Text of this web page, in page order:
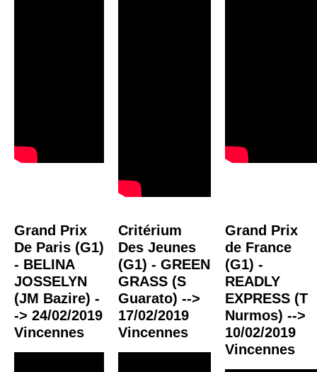
Grand Prix
De Paris (G1)
- BELINA
JOSSELYN
(JM Bazire) -
-> 24/02/2019
Vincennes
Critérium
Des Jeunes
(G1) - GREEN
GRASS (S
Guarato) -->
17/02/2019
Vincennes
Grand Prix
de France
(G1) -
READLY
EXPRESS (T
Nurmos) -->
10/02/2019
Vincennes